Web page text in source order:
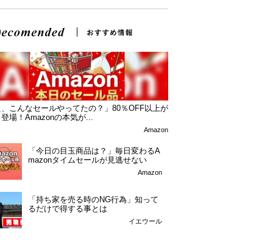
こんなセールやってたの？」80％OFF以上が
場！Amazonの本気が...
Amazon
「今日の目玉商品は？」毎日変わるA
mazonタイムセールが見逃せない
Amazon
「持ち家を売る時のNG行為」知って
るだけで得する事とは
イエウール